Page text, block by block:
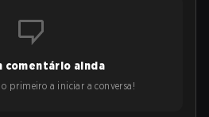
comentário ainda
primeiro a iniciar a conversa!